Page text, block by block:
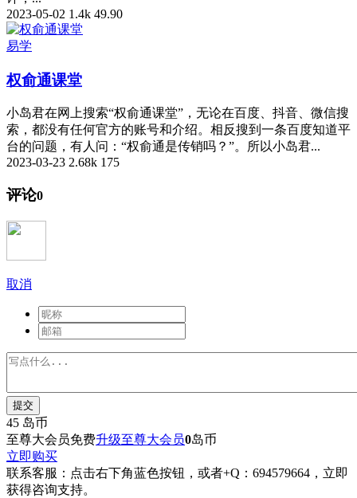
2023-05-02 1.4k 49.90
易学
权俞通课堂
小岛君在网上搜索“权俞通课堂”，无论在百度、抖音、微信搜
索，都没有任何官方的账号和介绍。相反搜到一条百度知道平
台的问题，有人问：“权俞通是传销吗？”。所以小岛君...
2023-03-23 2.68k 175
评论0
取消
提交
45 岛币
至尊大会员免费升级至尊大会员0岛币
立即购买
联系客服： 点击右下角蓝色按钮，或者+Q：694579664，立即
获得咨询支持。